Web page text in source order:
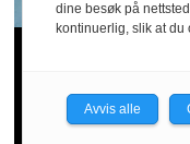
Foodora:
dine besøk på
kontinuerlig, slik at
Avvis alle